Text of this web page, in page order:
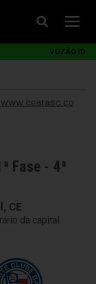
VOZÃO ID
Fase - 4ª
CE
da capital